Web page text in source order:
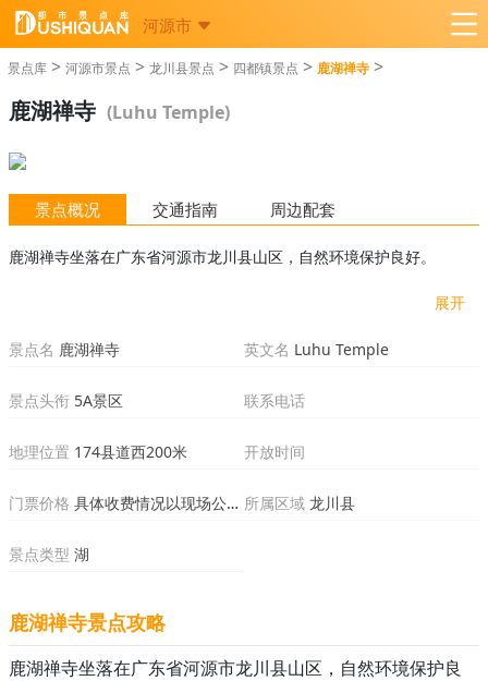
河源市
景点库 > 河源市景点 > 龙川县景点 > 四都镇景点 > 鹿湖禅寺 >
鹿湖禅寺 (Luhu Temple)
景点概况 交通指南 周边配套
鹿湖禅寺坐落在广东省河源市龙川县山区，自然环境保护良好。
展开
景点名 鹿湖禅寺 英文名 Luhu Temple
景点头衔 5A景区 联系电话
地理位置 174县道西200米 开放时间
门票价格 具体收费情况以现场公示为主 所属区域 龙川县
景点类型 湖
鹿湖禅寺景点攻略
鹿湖禅寺坐落在广东省河源市龙川县山区，自然环境保护良